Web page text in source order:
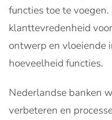
functies toe te
klanttevredenheid
ontwerp en vloeiende
hoeveelheid functies.
Nederlandse banken
verbeteren en